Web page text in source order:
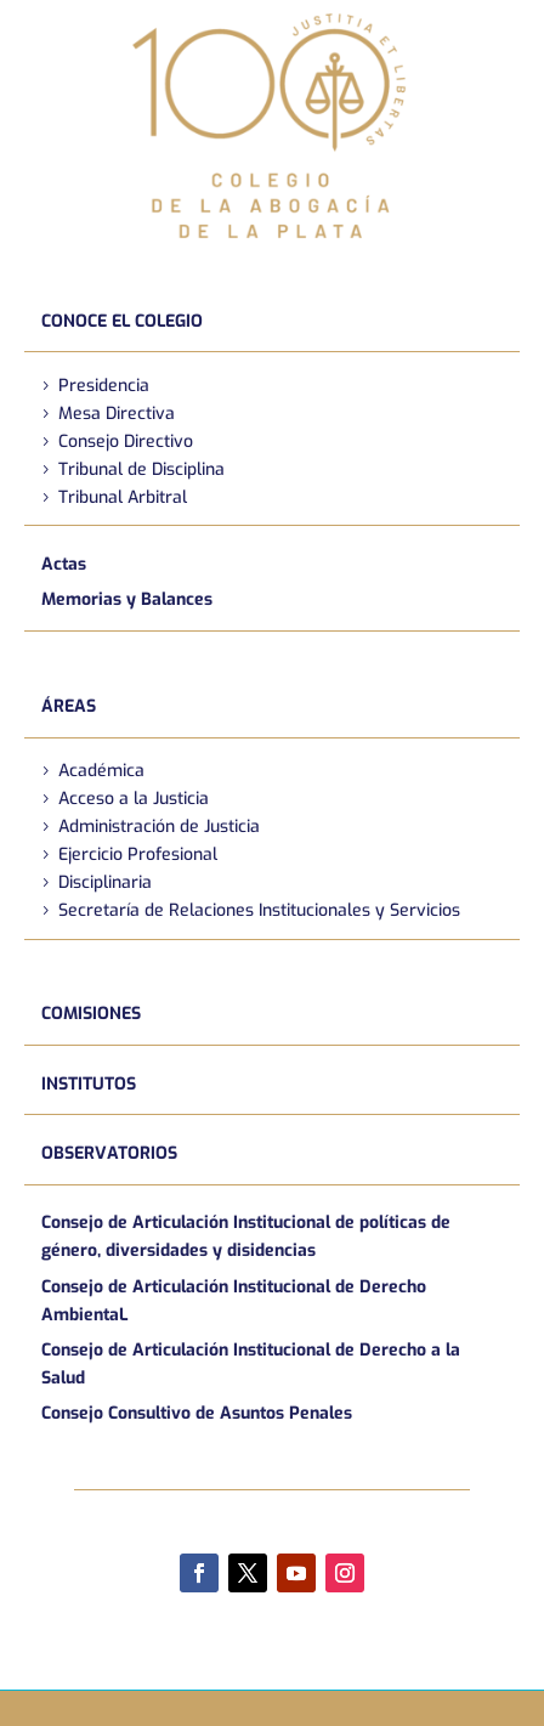
CONOCE EL COLEGIO
Presidencia
Mesa Directiva
Consejo Directivo
Tribunal de Disciplina
Tribunal Arbitral
Actas
Memorias y Balances
ÁREAS
Académica
Acceso a la Justicia
Administración de Justicia
Ejercicio Profesional
Disciplinaria
Secretaría de Relaciones Institucionales y Servicios
COMISIONES
INSTITUTOS
OBSERVATORIOS
Consejo de Articulación Institucional de políticas de
género, diversidades y disidencias
Consejo de Articulación Institucional de Derecho
AmbientaL
Consejo de Articulación Institucional de Derecho a la
Salud
Consejo Consultivo de Asuntos Penales